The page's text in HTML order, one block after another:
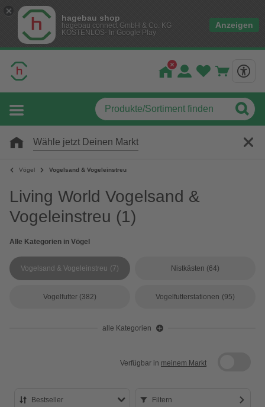
hagebau shop
hagebau connect GmbH & Co. KG
KOSTENLOS- In Google Play
Anzeigen
Wähle jetzt Deinen Markt
Vögel Vogelsand & Vogeleinstreu
Living World Vogelsand &
Vogeleinstreu (1)
Alle Kategorien in Vögel
Vogelsand & Vogeleinstreu (7) Nistkästen (64)
Vogelfutter (382) Vogelfutterstationen (95)
alle Kategorien
Verfügbar in meinem Markt
Bestseller Filtern